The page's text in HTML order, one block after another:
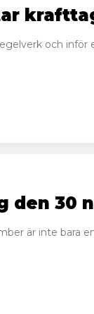
och
den 30
är inte bara